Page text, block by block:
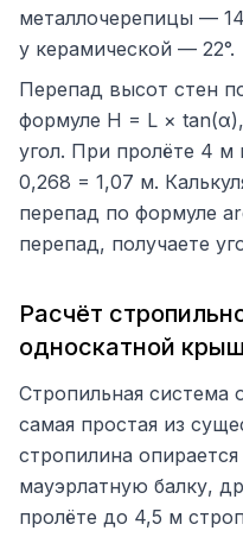
металлочерепицы —
у керамической — 22°.
Перепад высот стен
формуле H = L ×
угол. При пролёте 4 м
0,268 = 1,07 м.
перепад по формуле
перепад, получаете
Расчёт
односкатной
Стропильная
самая простая из
стропилина
мауэрлатную балку,
пролёте до 4,5 м